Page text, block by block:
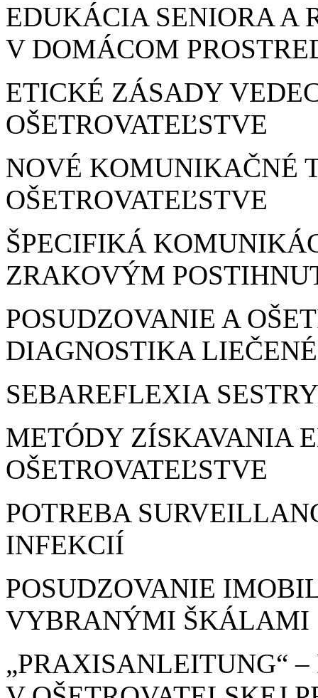
EDUKÁCIA SENIORA A
V DOMÁCOM
ETICKÉ ZÁSADY
OŠETROVATEĽSTVE
NOVÉ KOMUNIKAČNÉ
OŠETROVATEĽSTVE
ŠPECIFIKÁ
ZRAKOVÝM
POSUDZOVANIE A
DIAGNOSTIKA
SEBAREFLEXIA
METÓDY ZÍSKAVANIA
OŠETROVATEĽSTVE
POTREBA
INFEKCIÍ
POSUDZOVANIE
VYBRANÝMI ŠKÁLAMI
„PRAXISANLEITUNG“